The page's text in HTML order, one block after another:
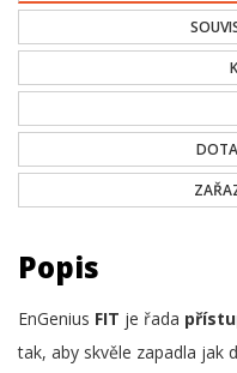
Popis
EnGenius FIT je řada
tak, aby skvěle zapadla jak